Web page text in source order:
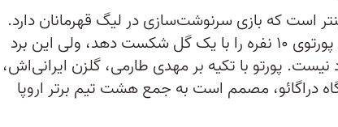
است که بازی سرنوشت‌سازی در لیگ قهرمانان دارد.
اینتر در بازی رفت موفق شد پورتوی ۱۰ نفره را با یک گل شکست دهد، ولی این برد
پورتو با تکیه بر مهدی طارمی، گلزن ایرانی‌اش،
دراگائو، مصمم است به جمع هشت تیم برتر اروپا